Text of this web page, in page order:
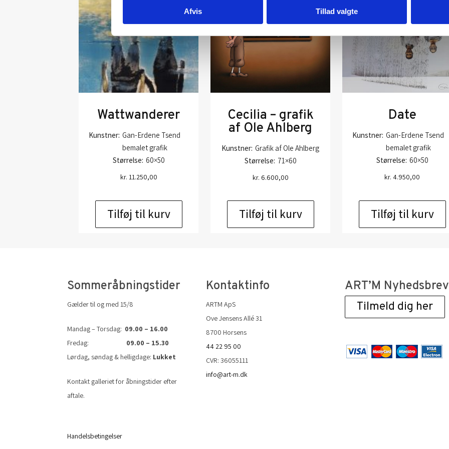
Afvis Tillad valgte
Wattwanderer
Kunstner: Gan-Erdene Tsend
bemalet grafik
Størrelse: 60×50
kr. 11.250,00
Tilføj til kurv
Cecilia – grafik
af Ole Ahlberg
Kunstner: Grafik af Ole Ahlberg
Størrelse: 71×60
kr. 6.600,00
Tilføj til kurv
Date
Kunstner: Gan-Erdene Tsend
bemalet grafik
Størrelse: 60×50
kr. 4.950,00
Tilføj til kurv
Sommeråbningstider
Gælder til og med 15/8
Mandag – Torsdag: 09.00 – 16.00
Fredag: 09.00 – 15.30
Lørdag, søndag & helligdage: Lukket
Kontakt galleriet for åbningstider efter
aftale.
Handelsbetingelser
Kontaktinfo
ARTM ApS
Ove Jensens Allé 31
8700 Horsens
44 22 95 00
CVR: 36055111
info@art-m.dk
ART’M Nyhedsbrev
Tilmeld dig her